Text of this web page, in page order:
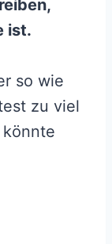
ist.
so wie
zu viel